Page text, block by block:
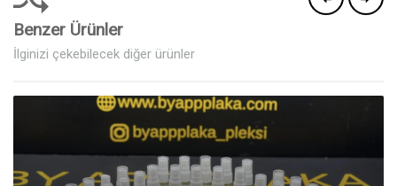
Benzer Ürünler
İlginizi çekebilecek diğer ürünler